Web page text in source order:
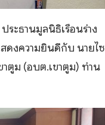
ระธานมูลนิธิเรือนร่าง
ดงความยินดีกับ นายไซ
าตูม (อบต.เขาตูม) ท่าน